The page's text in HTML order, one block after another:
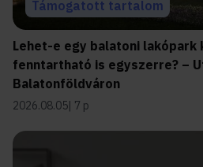
Támogatott tartalom
Lehet-e egy balatoni lakópark
fenntartható is egyszerre? –
Balatonföldváron
2026.08.05 7 p